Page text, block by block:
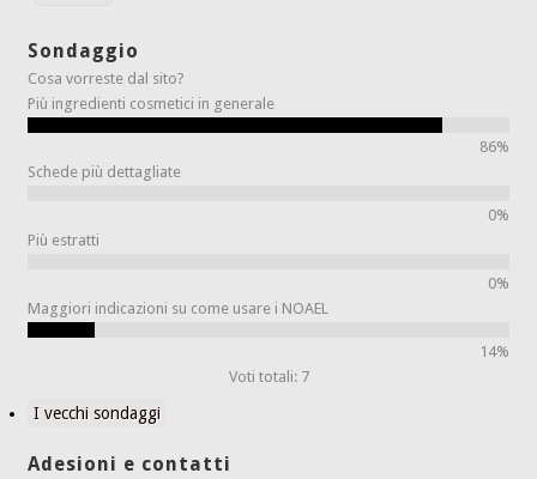
Sondaggio
Cosa vorreste dal sito?
Più ingredienti cosmetici in generale
86%
Schede più dettagliate
0%
Più estratti
0%
Maggiori indicazioni su come usare i NOAEL
14%
Voti totali: 7
I vecchi sondaggi
Adesioni e contatti